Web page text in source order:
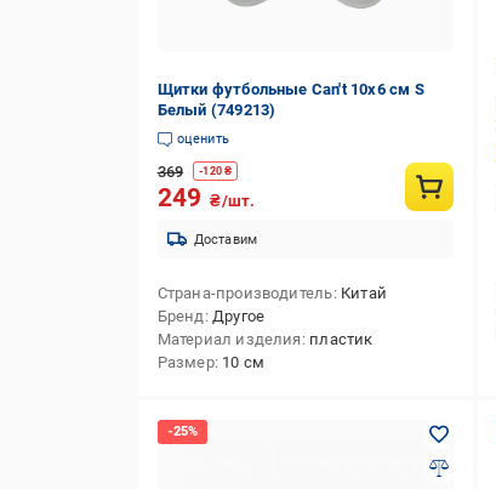
Щитки футбольные Can't 10х6 см S
Белый (749213)
оценить
369 -120₴
249 ₴/шт.
Доставим
Страна-производитель Китай
Бренд Другое
Материал изделия пластик
Размер 10 см